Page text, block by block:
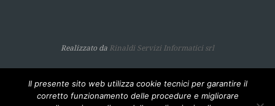
Realizzato da Rinaldi Servizi Informatici srl
Il presente sito web utilizza cookie tecnici per garantire il
corretto funzionamento delle procedure e migliorare